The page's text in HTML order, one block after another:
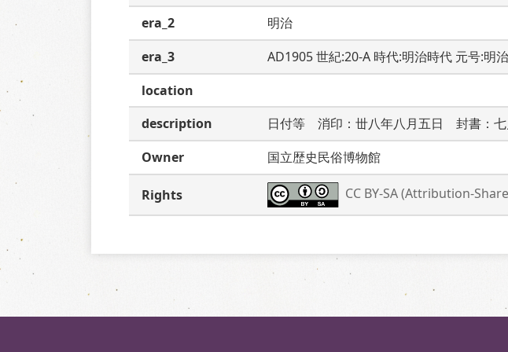
era_2
明治
era_3
AD1905 世紀:20-A 時代:明治時代 元号:明
location
description
日付等　消印：丗八年八月五日　封書：
Owner
国立歴史民俗博物館
Rights CC BY-SA (Attribution-